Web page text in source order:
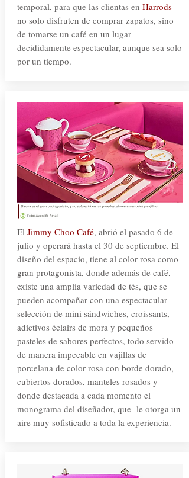
temporal, para que las clientas en Harrods
no solo disfruten de comprar zapatos, sino
de tomarse un café en un lugar
decididamente espectacular, aunque sea solo
por un tiempo.
El Jimmy Choo Café, abrió el pasado 6 de
julio y operará hasta el 30 de septiembre. El
diseño del espacio, tiene al color rosa como
gran protagonista, donde además de café,
existe una amplia variedad de tés, que se
pueden acompañar con una espectacular
selección de mini sándwiches, croissants,
adictivos éclairs de mora y pequeños
pasteles de sabores perfectos, todo servido
de manera impecable en vajillas de
porcelana de color rosa con borde dorado,
cubiertos dorados, manteles rosados y
donde destacada a cada momento el
monograma del diseñador, que le otorga un
aire muy sofisticado a toda la experiencia.